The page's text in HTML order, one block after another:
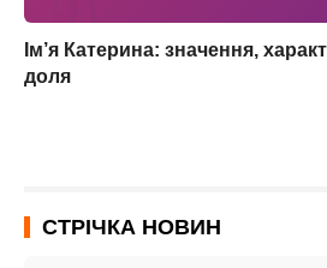
Ім’я Катерина: значення,
доля
СТРІЧКА НОВИН